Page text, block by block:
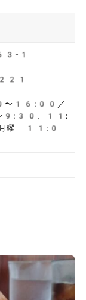
1
〜16:00／
9:30、11:
曜 11:0